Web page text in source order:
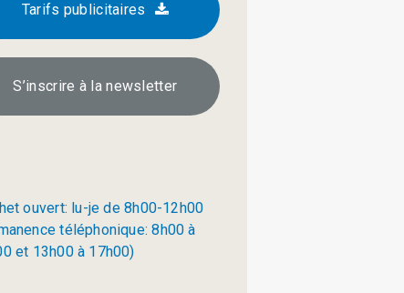
Tarifs publicitaires
S’inscrire à la newsletter
ouvert: lu-je de 8h00-12h00
téléphonique: 8h00 à
et 13h00 à 17h00)